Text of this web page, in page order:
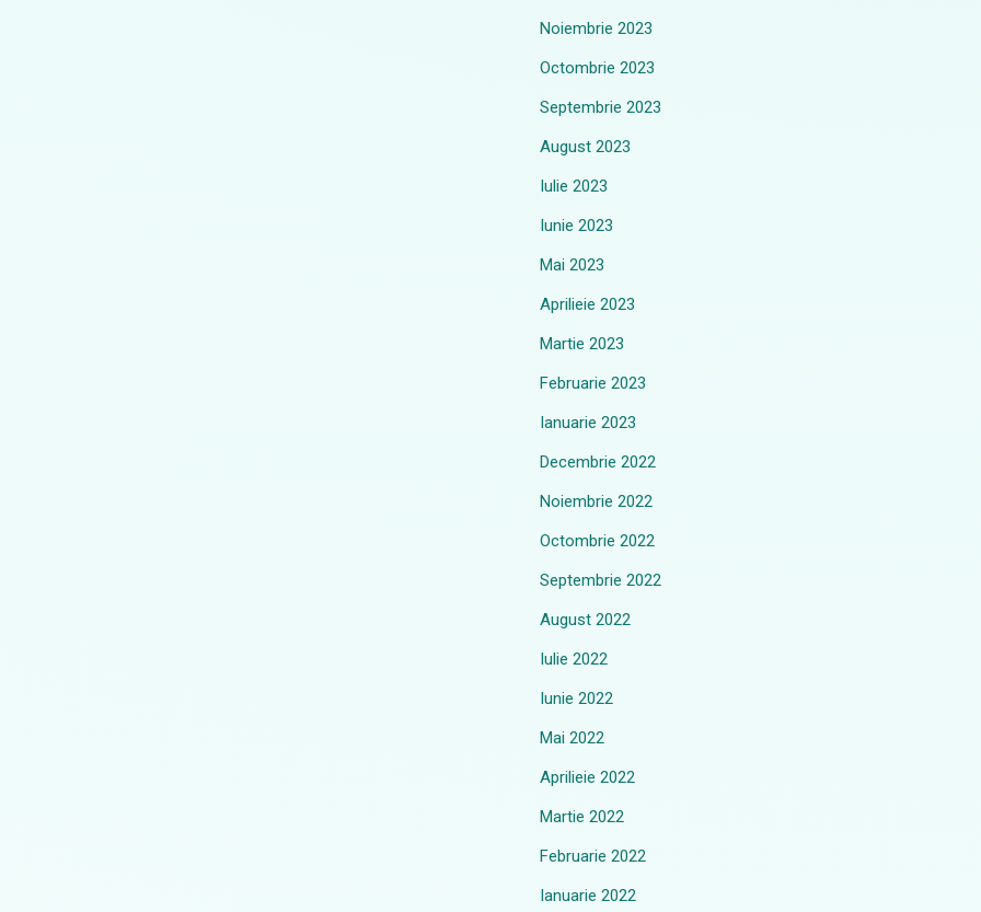
Noiembrie 2023
Octombrie 2023
Septembrie 2023
August 2023
Iulie 2023
Iunie 2023
Mai 2023
Aprilieie 2023
Martie 2023
Februarie 2023
Ianuarie 2023
Decembrie 2022
Noiembrie 2022
Octombrie 2022
Septembrie 2022
August 2022
Iulie 2022
Iunie 2022
Mai 2022
Aprilieie 2022
Martie 2022
Februarie 2022
Ianuarie 2022